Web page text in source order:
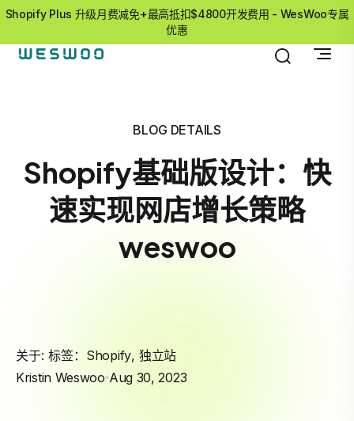
Shopify Plus 升级月费减免+最高抵扣$4800开发费用 - WesWoo专属
优惠
BLOG DETAILS
Shopify基础版设计：快
速实现网店增长策略
weswoo
关于: 标签： Shopify, 独立站
Kristin Weswoo Aug 30, 2023